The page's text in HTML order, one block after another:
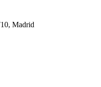
Madrid